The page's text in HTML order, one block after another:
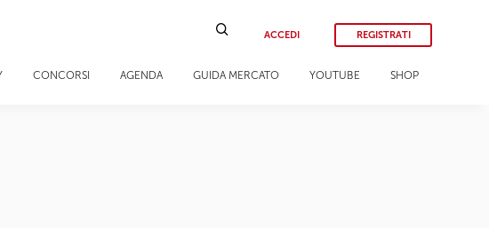
ACCEDI REGISTRATI
CONCORSI AGENDA GUIDA MERCATO YOUTUBE SHOP